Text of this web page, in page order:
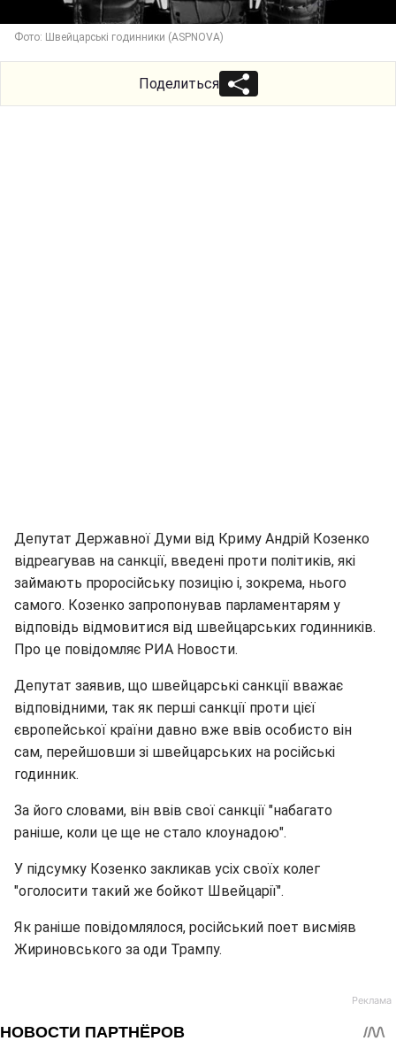
Фото: Швейцарські годинники (ASPNOVA)
Поделиться
Депутат Державної Думи від Криму Андрій Козенко
відреагував на санкції, введені проти політиків, які
займають проросійську позицію і, зокрема, нього
самого. Козенко запропонував парламентарям у
відповідь відмовитися від швейцарських годинників.
Про це повідомляє РИА Новости.
Депутат заявив, що швейцарські санкції вважає
відповідними, так як перші санкції проти цієї
європейської країни давно вже ввів особисто він
сам, перейшовши зі швейцарських на російські
годинник.
За його словами, він ввів свої санкції "набагато
раніше, коли це ще не стало клоунадою".
У підсумку Козенко закликав усіх своїх колег
"оголосити такий же бойкот Швейцарії".
Як раніше повідомлялося, російський поет висміяв
Жириновського за оди Трампу.